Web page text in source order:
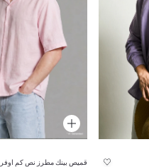
قميص بينك مطرز نص كم اوفر